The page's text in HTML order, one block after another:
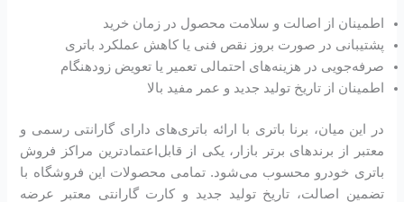
اطمینان از اصالت و سلامت محصول در زمان خرید
پشتیبانی در صورت بروز نقص فنی یا کاهش عملکرد باتری
صرفه‌جویی در هزینه‌های احتمالی تعمیر یا تعویض زودهنگام
اطمینان از تاریخ تولید جدید و عمر مفید بالا
در این میان، برنا باتری با ارائه باتری‌های دارای گارانتی رسمی و
معتبر از برندهای برتر بازار، یکی از قابل‌اعتمادترین مراکز فروش
باتری خودرو محسوب می‌شود. تمامی محصولات این فروشگاه با
تضمین اصالت، تاریخ تولید جدید و کارت گارانتی معتبر عرضه